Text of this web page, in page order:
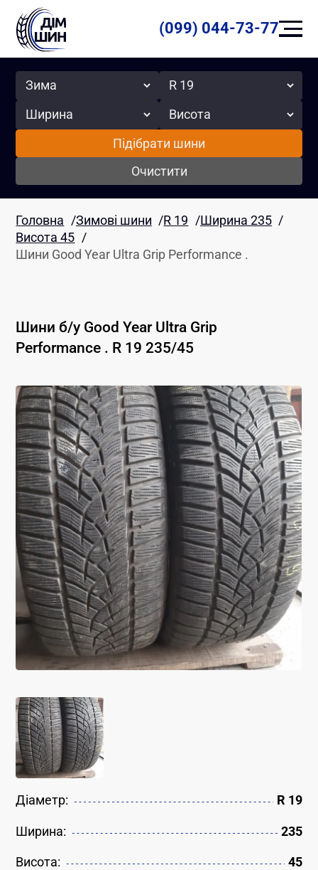
(099) 044-73-77
Сезон Радіус
Ширина Висота
Підібрати шини
Очистити
Головна /Зимові шини /R 19 /Ширина 235 /
Висота 45 /
Шини Good Year Ultra Grip Performance .
Шини б/у Good Year Ultra Grip
Performance . R 19 235/45
Діаметр: R 19
Ширина: 235
Висота: 45